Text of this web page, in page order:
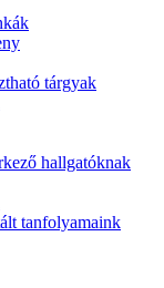
tárgyak
hallgatóknak
tanfolyamaink